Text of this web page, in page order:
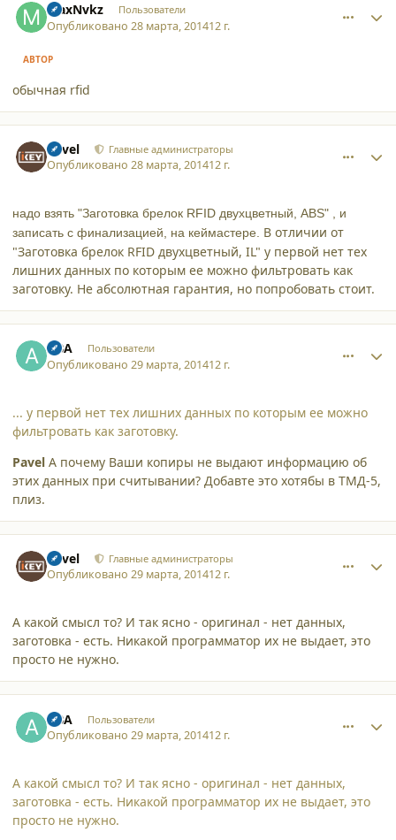
MaxNvkz Пользователи
Опубликовано28 марта, 201412 г.
АВТОР
обычная rfid
Pavel Главные администраторы
Опубликовано28 марта, 201412 г.
надо взять "Заготовка брелок RFID двухцветный, ABS" , и
записать с финализацией, на кеймастере. В отличии от
"Заготовка брелок RFID двухцветный, IL" у первой нет тех
лишних данных по которым ее можно фильтровать как
заготовку. Не абсолютная гарантия, но попробовать стоит.
ABA Пользователи
Опубликовано29 марта, 201412 г.
... у первой нет тех лишних данных по которым ее можно
фильтровать как заготовку.
Pavel А почему Ваши копиры не выдают информацию об
этих данных при считывании? Добавте это хотябы в ТМД-5,
плиз.
Pavel Главные администраторы
Опубликовано29 марта, 201412 г.
А какой смысл то? И так ясно - оригинал - нет данных,
заготовка - есть. Никакой программатор их не выдает, это
просто не нужно.
ABA Пользователи
Опубликовано29 марта, 201412 г.
А какой смысл то? И так ясно - оригинал - нет данных,
заготовка - есть. Никакой программатор их не выдает, это
просто не нужно.